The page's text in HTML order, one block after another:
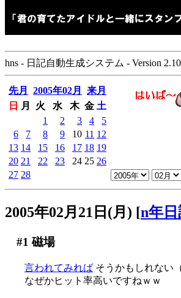
hns - 日記自動生成システム - Version
先月 2005年02月
来月
日
月 火 水 木 金 土
1
2 3 4
5
6
7 8 9 10 11 12
13 14 15 16 17 18 19
20 21 22 23 24 25 26
27 28
2005年02月21日(月) [n年日
#1 磁場
言われてみれば そうかもしれない
なぜかヒット率高いですねｗｗ